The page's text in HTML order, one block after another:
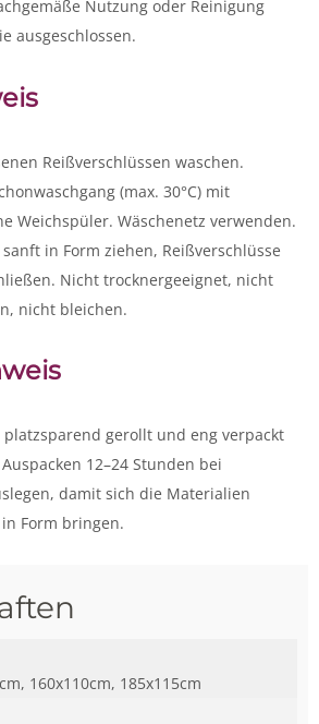
Nutzung oder Reinigung
ausgeschlossen.
Reißverschlüssen waschen.
(max. 30°C) mit
Weichspüler. Wäschenetz verwenden.
in Form ziehen, Reißverschlüsse
Nicht trocknergeeignet, nicht
nicht bleichen.
gerollt und eng verpackt
12–24 Stunden bei
damit sich die Materialien
Form bringen.
160x110cm, 185x115cm